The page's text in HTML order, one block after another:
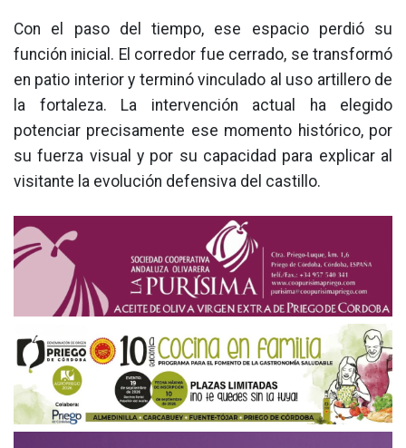
Con el paso del tiempo, ese espacio perdió su
función inicial. El corredor fue cerrado, se transformó
en patio interior y terminó vinculado al uso artillero de
la fortaleza. La intervención actual ha elegido
potenciar precisamente ese momento histórico, por
su fuerza visual y por su capacidad para explicar al
visitante la evolución defensiva del castillo.